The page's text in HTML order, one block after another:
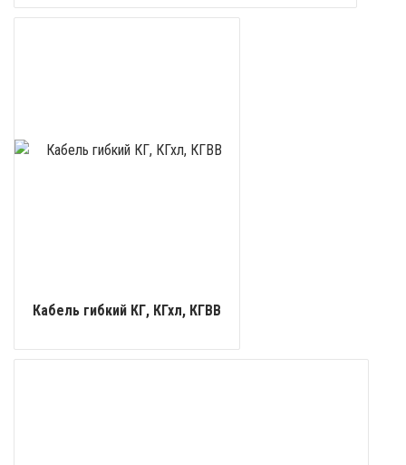
Кабель гибкий КГ, КГхл, КГВВ